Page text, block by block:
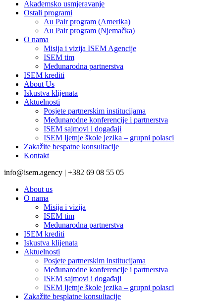
Akademsko usmjeravanje
Ostali programi
Au Pair program (Amerika)
Au Pair program (Njemačka)
O nama
Misija i vizija ISEM Agencije
ISEM tim
Međunarodna partnerstva
ISEM krediti
About Us
Iskustva klijenata
Aktuelnosti
Posjete partnerskim institucijama
Međunarodne konferencije i partnerstva
ISEM sajmovi i događaji
ISEM ljetnje škole jezika – grupni polasci
Zakažite bespatne konsultacije
Kontakt
info@isem.agency | +382 69 08 55 05
About us
O nama
Misija i vizija
ISEM tim
Međunarodna partnerstva
ISEM krediti
Iskustva klijenata
Aktuelnosti
Posjete partnerskim institucijama
Međunarodne konferencije i partnerstva
ISEM sajmovi i događaji
ISEM ljetnje škole jezika – grupni polasci
Zakažite besplatne konsultacije